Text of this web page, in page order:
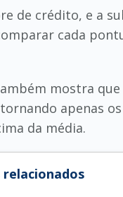
de crédito, e a
cada
mostra que
apenas
da média.